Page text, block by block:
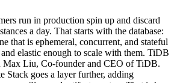
is intensifying. According to Gartner,
applications included task-specific AI
expected to reach 40% by the end of 2026.
are piloting or deploying AI agents,
fully autonomous agents, a gap that
infrastructure layer beneath them.